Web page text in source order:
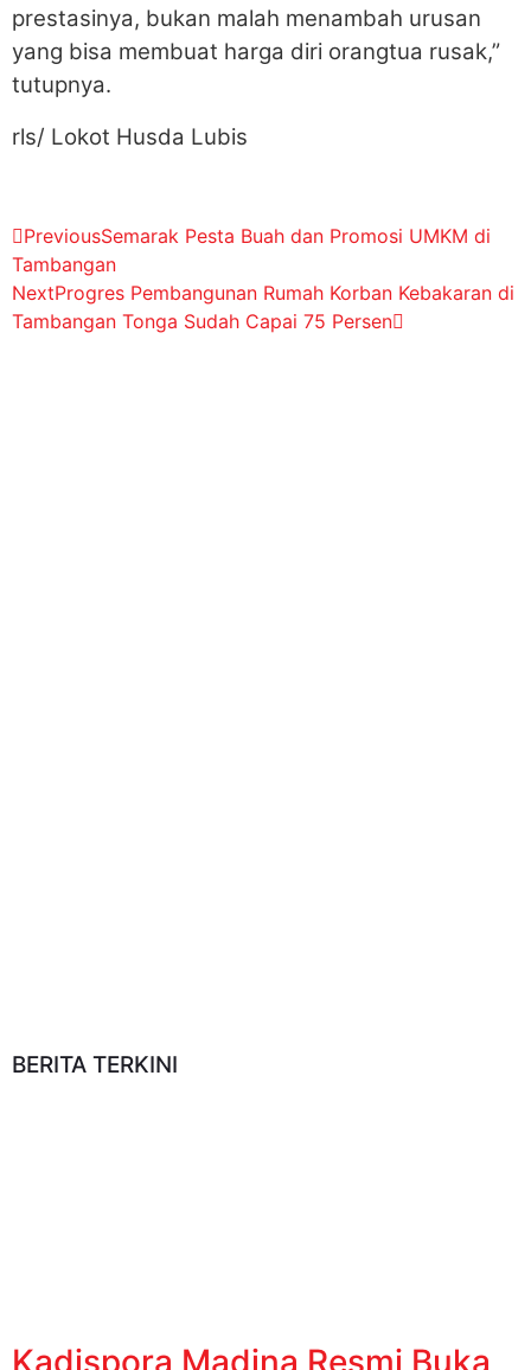
prestasinya, bukan malah menambah urusan
yang bisa membuat harga diri orangtua rusak,”
tutupnya.
rls/ Lokot Husda Lubis
PreviousSemarak Pesta Buah dan Promosi UMKM di
Tambangan
NextProgres Pembangunan Rumah Korban Kebakaran di
Tambangan Tonga Sudah Capai 75 Persen
BERITA TERKINI